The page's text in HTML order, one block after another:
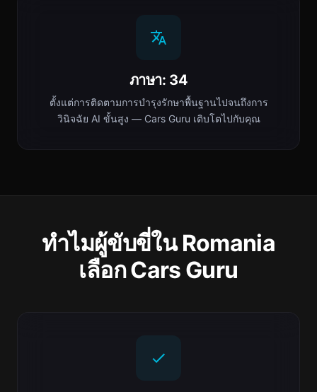
ภาษา: 34
ตั้งแต่การติดตามการบำรุงรักษาพื้นฐานไปจนถึงการ
วินิจฉัย AI ขั้นสูง — Cars Guru เติบโตไปกับคุณ
ทำไมผู้ขับขี่ใน Romania
เลือก Cars Guru